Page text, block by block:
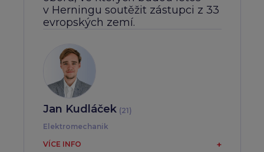
v Herningu soutěžit zástupci z 33
evropských zemí.
Jan Kudláček (21)
Elektromechanik
Pochází z Dobrušky, bude soutěžit